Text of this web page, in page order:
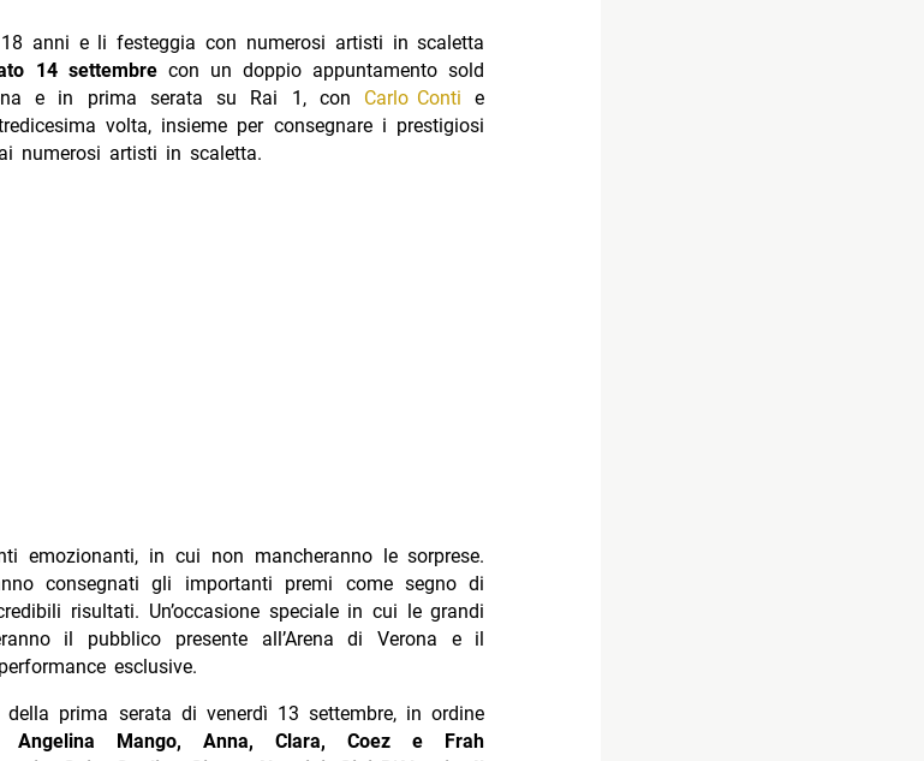
anni e li festeggia con numerosi artisti in scaletta
14 settembrecon un doppio appuntamento sold
e in prima serata su Rai 1, con Carlo Conti e
volta, insieme per consegnare i prestigiosi
numerosi artisti in scaletta.
emozionanti, in cui non mancheranno le sorprese.
consegnati gli importanti premi come segno di
risultati. Un’occasione speciale in cui le grandi
il pubblico presente all’Arena di Verona e il
esclusive.
prima serata di venerdì 13 settembre, in ordine
Angelina Mango, Anna, Clara, Coez e Frah